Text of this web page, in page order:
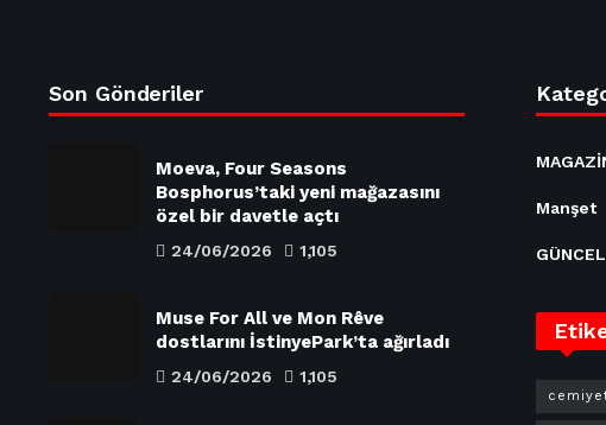
Son Gönderiler
Moeva, Four Seasons
Bosphorus’taki yeni mağazasını
özel bir davetle açtı
24/06/2026 1,105
Muse For All ve Mon Rêve
dostlarını İstinyePark’ta ağırladı
24/06/2026 1,105
Manşet
GÜNCEL